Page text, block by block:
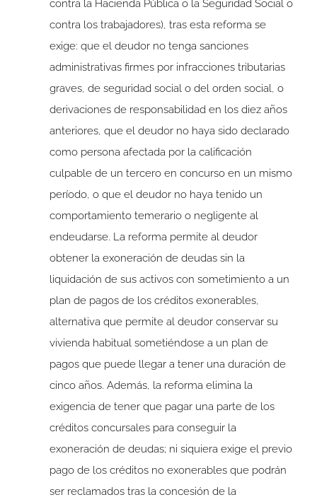
contra la Hacienda Pública o la Seguridad Social o
contra los trabajadores), tras esta reforma se
exige: que el deudor no tenga sanciones
administrativas firmes por infracciones tributarias
graves, de seguridad social o del orden social, o
derivaciones de responsabilidad en los diez años
anteriores, que el deudor no haya sido declarado
como persona afectada por la calificación
culpable de un tercero en concurso en un mismo
período, o que el deudor no haya tenido un
comportamiento temerario o negligente al
endeudarse. La reforma permite al deudor
obtener la exoneración de deudas sin la
liquidación de sus activos con sometimiento a un
plan de pagos de los créditos exonerables,
alternativa que permite al deudor conservar su
vivienda habitual sometiéndose a un plan de
pagos que puede llegar a tener una duración de
cinco años. Además, la reforma elimina la
exigencia de tener que pagar una parte de los
créditos concursales para conseguir la
exoneración de deudas; ni siquiera exige el previo
pago de los créditos no exonerables que podrán
ser reclamados tras la concesión de la